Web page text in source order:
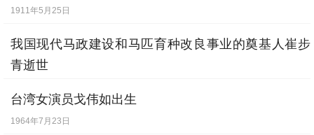
1911年5月25日
我国现代马政建设和马匹育种改良事业的奠基人崔步
青逝世
台湾女演员戈伟如出生
1964年7月23日